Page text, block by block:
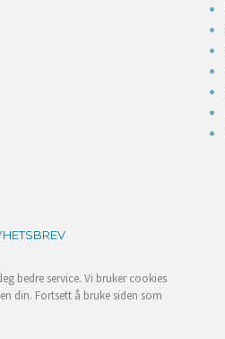
bedre service. Vi bruker cookies
din. Fortsett å bruke siden som